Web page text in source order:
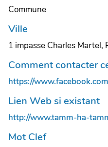
Commune
Ville
1 impasse Charles Martel,
Comment contacter
https://
Lien Web si existant
http://www.tamm-ha-
Mot Clef